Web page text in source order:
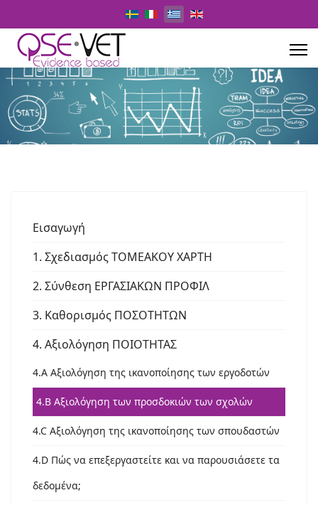
Επιλέξτε τη γλώσσα σας
Εισαγωγή
1. Σχεδιασμός ΤΟΜΕΑΚΟΥ ΧΑΡΤΗ
2. Σύνθεση ΕΡΓΑΣΙΑΚΩΝ ΠΡΟΦΙΛ
3. Καθορισμός ΠΟΣΟΤΗΤΩΝ
4. Αξιολόγηση ΠΟΙΟΤΗΤΑΣ
4.A Αξιολόγηση της ικανοποίησης των εργοδοτών
4.B Αξιολόγηση των προσδοκιών των σχολών
4.C Αξιολόγηση της ικανοποίησης των σπουδαστών
4.D Πώς να επεξεργαστείτε και να παρουσιάσετε τα
δεδομένα;